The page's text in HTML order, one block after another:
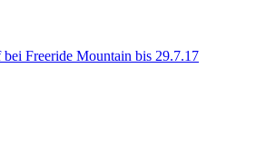
bei Freeride Mountain bis 29.7.17